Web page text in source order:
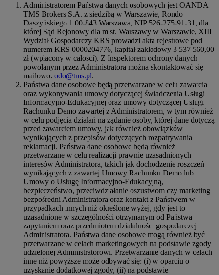
Administratorem Państwa danych osobowych jest OANDA
TMS Brokers S.A. z siedzibą w Warszawie, Rondo
Daszyńskiego 1 00-843 Warszawa, NIP 526-275-91-31, dla
której Sąd Rejonowy dla m.st. Warszawy w Warszawie, XIII
Wydział Gospodarczy KRS prowadzi akta rejestrowe pod
numerem KRS 0000204776, kapitał zakładowy 3 537 560,00
zł (wpłacony w całości). Z Inspektorem ochrony danych
powołanym przez Administratora można skontaktować się
mailowo: odo@tms.pl.
Państwa dane osobowe będą przetwarzane w celu zawarcia
oraz wykonywania umowy dotyczącej świadczenia Usługi
Informacyjno-Edukacyjnej oraz umowy dotyczącej Usługi
Rachunku Demo zawartej z Administratorem, w tym również
w celu podjęcia działań na żądanie osoby, której dane dotyczą
przed zawarciem umowy, jak również obowiązków
wynikających z przepisów dotyczących rozpatrywania
reklamacji. Państwa dane osobowe będą również
przetwarzane w celu realizacji prawnie uzasadnionych
interesów Administratora, takich jak dochodzenie roszczeń
wynikających z zawartej Umowy Rachunku Demo lub
Umowy o Usługę Informacyjno-Edukacyjną,
bezpieczeństwo, przeciwdziałanie oszustwom czy marketing
bezpośredni Administratora oraz kontakt z Państwem w
przypadkach innych niż określone wyżej, gdy jest to
uzasadnione w szczególności otrzymanym od Państwa
zapytaniem oraz przedmiotem działalności gospodarczej
Administratora. Państwa dane osobowe mogą również być
przetwarzane w celach marketingowych na podstawie zgody
udzielonej Administratorowi. Przetwarzanie danych w celach
inne niż powyższe może odbywać się: (i) w oparciu o
uzyskanie dodatkowej zgody, (ii) na podstawie